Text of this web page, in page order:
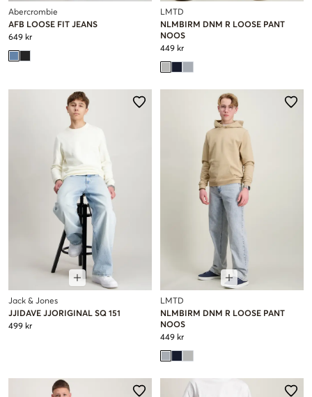
Abercrombie
AFB LOOSE FIT JEANS
649 kr
LMTD
NLMBIRM DNM R LOOSE PANT
NOOS
449 kr
Jack & Jones
JJIDAVE JJORIGINAL SQ 151
499 kr
LMTD
NLMBIRM DNM R LOOSE PANT
NOOS
449 kr